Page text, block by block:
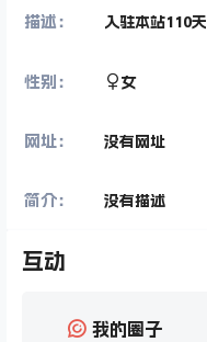
描述： 入驻本站110天
性别： 女
网址： 没有网址
简介： 没有描述
互动
我的圈子